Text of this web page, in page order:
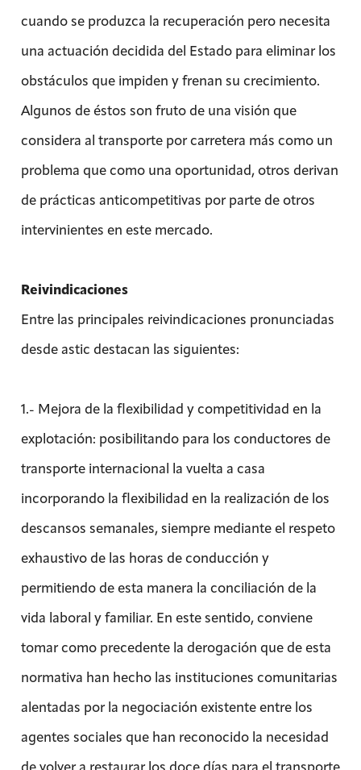
cuando se produzca la recuperación pero necesita
una actuación decidida del Estado para eliminar los
obstáculos que impiden y frenan su crecimiento.
Algunos de éstos son fruto de una visión que
considera al transporte por carretera más como un
problema que como una oportunidad, otros derivan
de prácticas anticompetitivas por parte de otros
intervinientes en este mercado.
Reivindicaciones
Entre las principales reivindicaciones pronunciadas
desde astic destacan las siguientes:
1.- Mejora de la flexibilidad y competitividad en la
explotación: posibilitando para los conductores de
transporte internacional la vuelta a casa
incorporando la flexibilidad en la realización de los
descansos semanales, siempre mediante el respeto
exhaustivo de las horas de conducción y
permitiendo de esta manera la conciliación de la
vida laboral y familiar. En este sentido, conviene
tomar como precedente la derogación que de esta
normativa han hecho las instituciones comunitarias
alentadas por la negociación existente entre los
agentes sociales que han reconocido la necesidad
de volver a restaurar los doce días para el transporte